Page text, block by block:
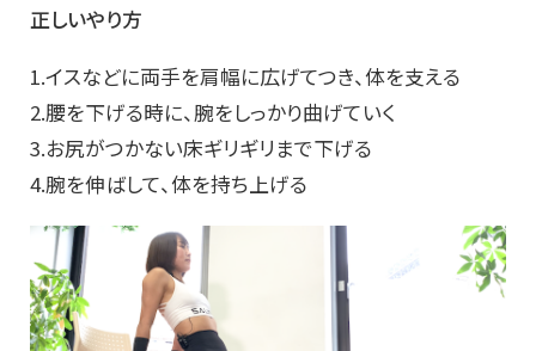
正しいやり方
1.イスなどに両手を肩幅に広げてつき、体を支える
2.腰を下げる時に、腕をしっかり曲げていく
3.お尻がつかない床ギリギリまで下げる
4.腕を伸ばして、体を持ち上げる